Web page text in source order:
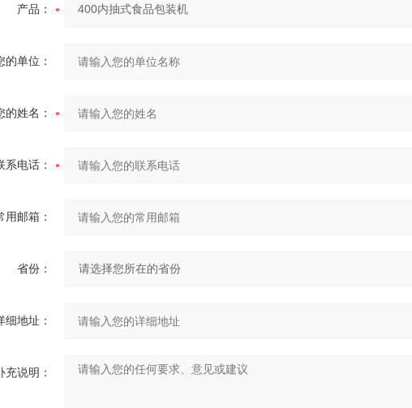
产品：
的单位：
的姓名：
系电话：
用邮箱：
省份：
细地址：
充说明：